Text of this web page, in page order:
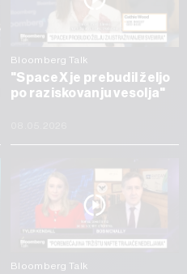
Bloomberg Talk
"SpaceX je prebudil željo
po raziskovanju vesolja"
Bloomberg Talk